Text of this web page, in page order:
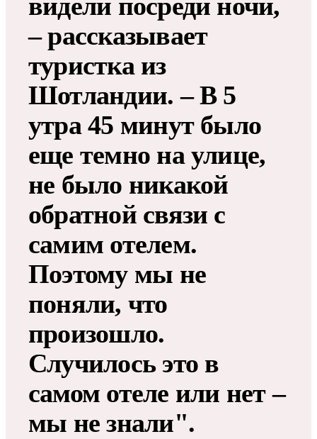
– рассказывает
туристка из
Шотландии. – В 5
утра 45 минут было
еще темно на улице,
не было никакой
обратной связи с
самим отелем.
Поэтому мы не
поняли, что
произошло.
Случилось это в
самом отеле или нет –
мы не знали".